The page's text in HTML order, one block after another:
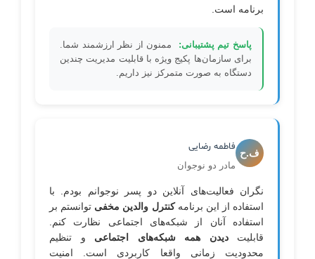
برنامه است.
پاسخ تیم پشتیبانی:
ممنون از نظر ارزشمند شما.
برای سازمان‌ها پکیج ویژه با قابلیت مدیریت چندین
دستگاه به صورت متمرکز نیز داریم.
ف.ح فاطمه رضایی
مادر دو نوجوان
نگران فعالیت‌های آنلاین دو پسر نوجوانم بودم. با
استفاده از این برنامهکنترل والدین مخفی توانستم بر
استفاده آنان از شبکه‌های اجتماعی نظارت کنم.
قابلیتدیدن همه شبکه‌های اجتماعی و تنظیم
محدودیت زمانی واقعا کاربردی است. امنیت